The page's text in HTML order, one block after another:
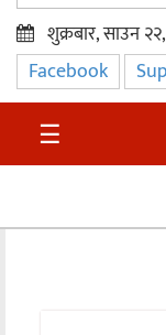
प्रमुख
समाचार
सुदुर
शुक्रबार, साउन
Facebook
☰